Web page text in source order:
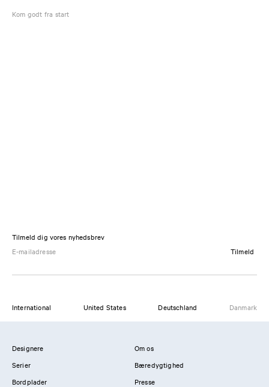
Kom godt fra start
Tilmeld dig vores nyhedsbrev
Tilmeld
International United States Deutschland Danmark
Designere
Serier
Bordplader
Om os
Bæredygtighed
Presse